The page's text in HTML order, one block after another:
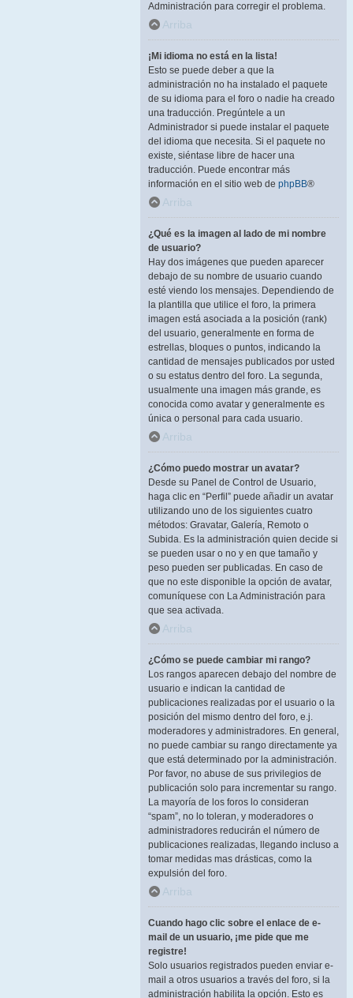
Administración para corregir el problema.
Arriba
¡Mi idioma no está en la lista!
Esto se puede deber a que la
administración no ha instalado el paquete
de su idioma para el foro o nadie ha creado
una traducción. Pregúntele a un
Administrador si puede instalar el paquete
del idioma que necesita. Si el paquete no
existe, siéntase libre de hacer una
traducción. Puede encontrar más
información en el sitio web de phpBB®
Arriba
¿Qué es la imagen al lado de mi nombre
de usuario?
Hay dos imágenes que pueden aparecer
debajo de su nombre de usuario cuando
esté viendo los mensajes. Dependiendo de
la plantilla que utilice el foro, la primera
imagen está asociada a la posición (rank)
del usuario, generalmente en forma de
estrellas, bloques o puntos, indicando la
cantidad de mensajes publicados por usted
o su estatus dentro del foro. La segunda,
usualmente una imagen más grande, es
conocida como avatar y generalmente es
única o personal para cada usuario.
Arriba
¿Cómo puedo mostrar un avatar?
Desde su Panel de Control de Usuario,
haga clic en “Perfil” puede añadir un avatar
utilizando uno de los siguientes cuatro
métodos: Gravatar, Galería, Remoto o
Subida. Es la administración quien decide si
se pueden usar o no y en que tamaño y
peso pueden ser publicadas. En caso de
que no este disponible la opción de avatar,
comuníquese con La Administración para
que sea activada.
Arriba
¿Cómo se puede cambiar mi rango?
Los rangos aparecen debajo del nombre de
usuario e indican la cantidad de
publicaciones realizadas por el usuario o la
posición del mismo dentro del foro, e.j.
moderadores y administradores. En general,
no puede cambiar su rango directamente ya
que está determinado por la administración.
Por favor, no abuse de sus privilegios de
publicación solo para incrementar su rango.
La mayoría de los foros lo consideran
“spam”, no lo toleran, y moderadores o
administradores reducirán el número de
publicaciones realizadas, llegando incluso a
tomar medidas mas drásticas, como la
expulsión del foro.
Arriba
Cuando hago clic sobre el enlace de e-
mail de un usuario, ¡me pide que me
registre!
Solo usuarios registrados pueden enviar e-
mail a otros usuarios a través del foro, si la
administración habilita la opción. Esto es